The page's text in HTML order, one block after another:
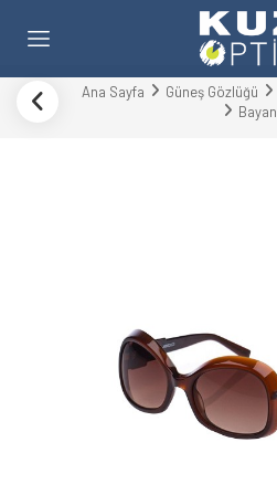
Ana Sayfa Güneş Gözlüğü
Bayan